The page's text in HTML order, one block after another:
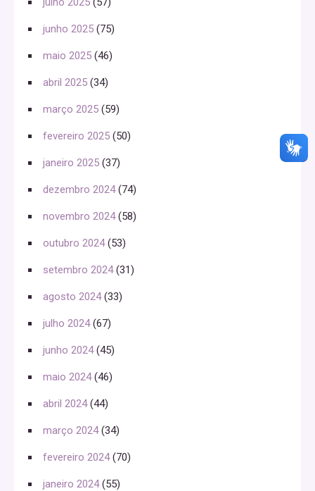
junho 2025 (75)
maio 2025 (46)
abril 2025 (34)
março 2025 (59)
fevereiro 2025 (50)
janeiro 2025 (37)
dezembro 2024(74)
novembro 2024(58)
outubro 2024(53)
setembro 2024(31)
agosto 2024(33)
julho 2024(67)
junho 2024(45)
maio 2024(46)
abril 2024(44)
março 2024(34)
fevereiro 2024(70)
janeiro 2024(55)